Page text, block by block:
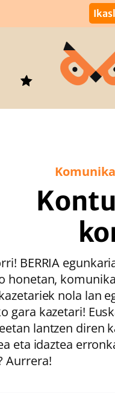
BERRIA
honetan,
nola lan
gara kazetari!
lantzen diren
eta idaztea
Aurrera!